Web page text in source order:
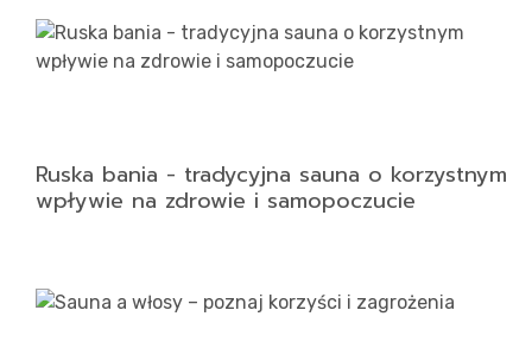
Ruska bania - tradycyjna sauna o korzystnym
wpływie na zdrowie i samopoczucie